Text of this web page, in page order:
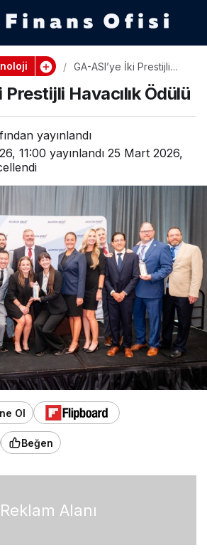
GA-ASI’ye İki Prestijli
Prestijli Havacılık Ödülü
yayınlandı
11:00 yayınlandı 25 Mart 2026,
Ol
Beğen
Reklam Alanı